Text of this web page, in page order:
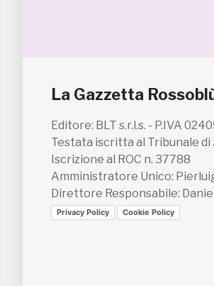
La Gazzetta
Editore: BLT s.r.l.s. - P.IVA
Testata iscritta al Tribunale di
Iscrizione al ROC n. 37788
Amministratore Unico:
Direttore Responsabile:
Privacy Policy Cookie Policy